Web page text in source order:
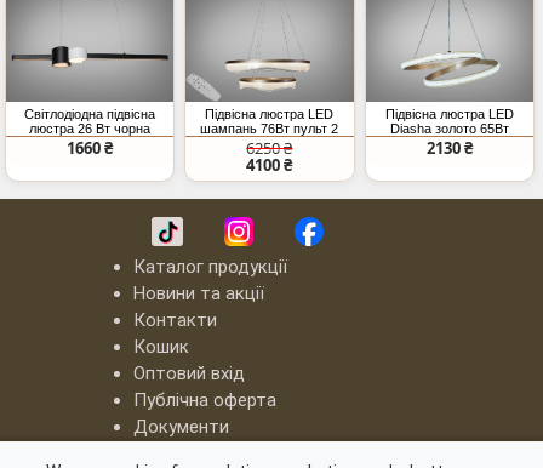
Світлодіодна підвісна
люстра 26 Вт чорна
1660 ₴
Підвісна люстра LED
шампань 76Вт пульт 2
кільця
6250 ₴
4100 ₴
Підвісна люстра LED
Diasha золото 65Вт
3575Лм 3CCT
2130 ₴
Каталог продукції
Новини та акції
Контакти
Кошик
Оптовий вхід
Публічна оферта
Документи